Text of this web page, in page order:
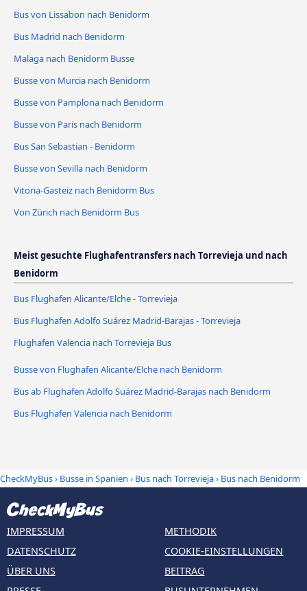
Bus von Lissabon nach Benidorm
Bus Madrid nach Benidorm
Malaga nach Benidorm Busse
Busse von Murcia nach Benidorm
Busse von Pamplona nach Benidorm
Busse von Paris nach Benidorm
Bus San Sebastian - Benidorm
Busse von Sevilla nach Benidorm
Vitoria-Gasteiz nach Benidorm Bus
Von Zürich nach Benidorm Bus
Meist gesuchte Flughafentransfers nach Torrevieja und nach
Benidorm
Bus Flughafen Alicante/Elche - Torrevieja
Bus Flughafen Adolfo Suárez Madrid-Barajas - Torrevieja
Flughafen Valencia nach Torrevieja Bus
Busse von Flughafen Alicante/Elche nach Benidorm
Bus ab Flughafen Adolfo Suárez Madrid-Barajas nach Benidorm
Bus Flughafen Valencia nach Benidorm
CheckMyBus› Busse in Spanien › Bus nach Torrevieja› Bus nach Benidorm
IMPRESSUM
DATENSCHUTZ
ÜBER UNS
METHODIK
COOKIE-EINSTELLUNGEN
BEITRAG